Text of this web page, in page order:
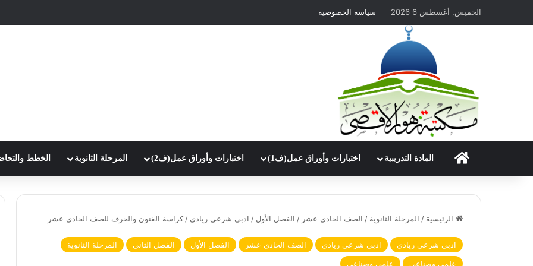
الخميس, أغسطس 6 2026 سياسة الخصوصية
الرئيسيةالمادة التدريبية اختبارات وأوراق عمل(ف1) اختبارات وأوراق عمل(ف2) المرحلة الثانوية الخطط
الرئيسية / المرحلة الثانوية / الصف الحادي عشر / الفصل الأول / ادبي شرعي ريادي / كراسة الفنون والحرف للصف الحادي عشر
ادبي شرعي ريادي ادبي شرعي ريادي الصف الحادي عشر الفصل الأول الفصل الثاني
المرحلة الثانوية
علمي وصناعي
علمي وصناعي